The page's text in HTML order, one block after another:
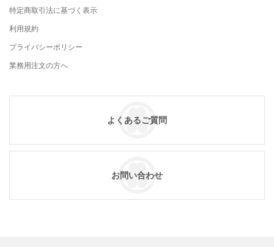
特定商取引法に基づく表示
利用規約
プライバシーポリシー
業務用注文の方へ
よくあるご質問
お問い合わせ